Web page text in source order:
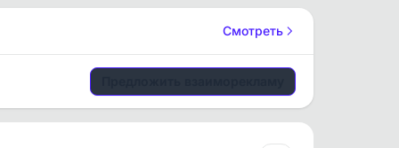
Смотреть